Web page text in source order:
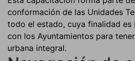
conformación de las Unidades
todo el estado, cuya finalidad es
con los Ayuntamientos para
urbana integral.